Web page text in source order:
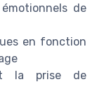
de
en fonction
et la prise de